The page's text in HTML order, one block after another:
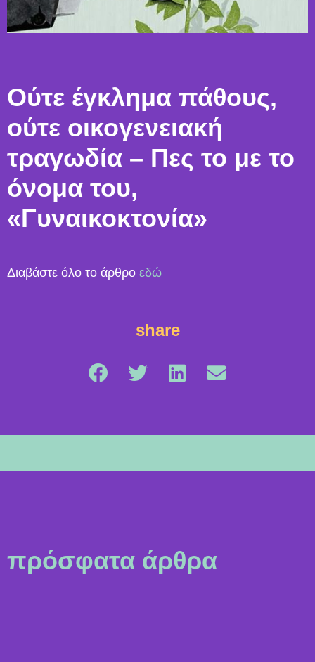
Ούτε έγκλημα πάθους,
ούτε οικογενειακή
τραγωδία – Πες το με το
όνομα του,
«Γυναικοκτονία»
Διαβάστε όλο το άρθρο εδώ
share
πρόσφατα άρθρα